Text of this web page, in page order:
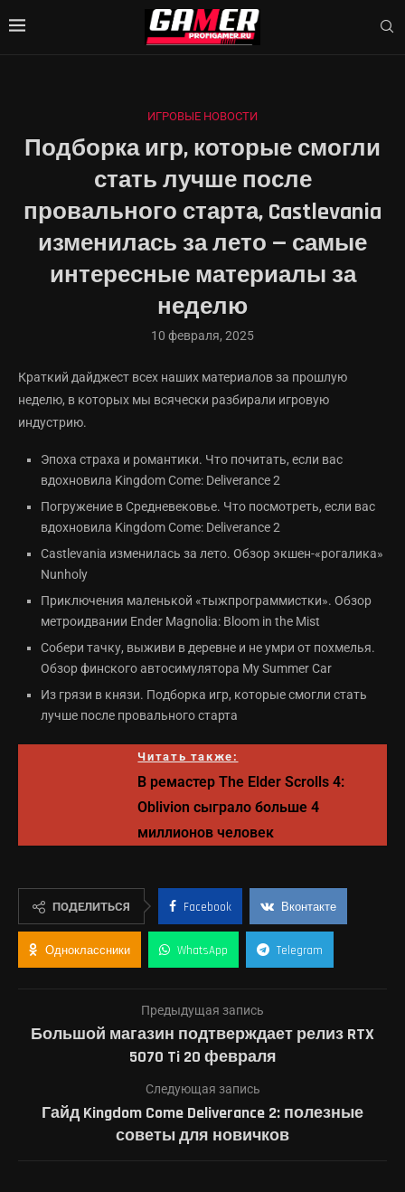
ИГРОВЫЕ НОВОСТИ
Подборка игр, которые смогли
стать лучше после
провального старта, Castlevania
изменилась за лето — самые
интересные материалы за
неделю
10 февраля, 2025
Краткий дайджест всех наших материалов за прошлую
неделю, в которых мы всячески разбирали игровую
индустрию.
Эпоха страха и романтики. Что почитать, если вас
вдохновила Kingdom Come: Deliverance 2
Погружение в Средневековье. Что посмотреть, если вас
вдохновила Kingdom Come: Deliverance 2
Castlevania изменилась за лето. Обзор экшен-«рогалика»
Nunholy
Приключения маленькой «тыжпрограммистки». Обзор
метроидвании Ender Magnolia: Bloom in the Mist
Собери тачку, выживи в деревне и не умри от похмелья.
Обзор финского автосимулятора My Summer Car
Из грязи в князи. Подборка игр, которые смогли стать
лучше после провального старта
Читать также:
В ремастер The Elder Scrolls 4:
Oblivion сыграло больше 4
миллионов человек
ПОДЕЛИТЬСЯ Facebook Вконтакте
Одноклассники WhatsApp Telegram
Предыдущая запись
Большой магазин подтверждает релиз RTX
5070 Ti 20 февраля
Следующая запись
Гайд Kingdom Come Deliverance 2: полезные
советы для новичков